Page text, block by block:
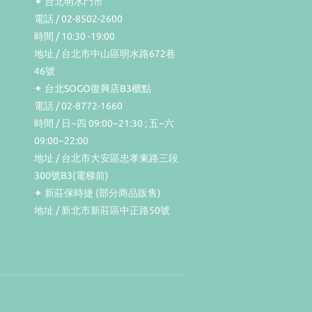
電話 / 02-8502-2600
時間 / 10:30 -19:00
地址 / 台北市中山區明水路672巷
46號
✦ 台北SOGO復興店B3櫃點
電話 / 02-8772-1660
時間 / 日~四 09:00~21:30 ; 五~六
09:00~22:00
地址 / 台北市大安區忠孝東路三段
300號B3(電梯前)
✦ 新莊保時捷 (部分商品販售)
地址 / 新北市新莊區中正路50號